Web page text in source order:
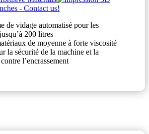
de vidage automatisé pour les
200 litres
de moyenne à forte viscosité
la sécurité de la machine et la
l’encrassement